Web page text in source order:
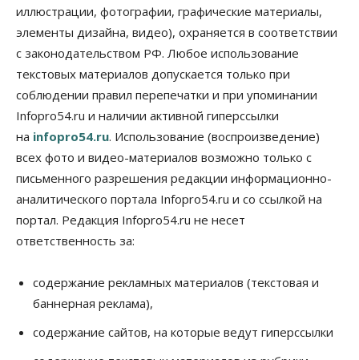
Общество
Синоптики рассказали о погоде в Новосибирске
на выходных
07 Августа 2026, 12:00
Жители Новосибирска смогут добровольно
повысить свою пенсию
07 Августа 2026, 11:30
Общество
Деньгами будут распоряжаться дети: в десяти
школах Новосибирской области введут
инициативное бюджетирование
07 Августа 2026, 11:00
заключили под стражу
07 Августа 2026, 10:15
Общество
иллюстрации, фотографии, графические материалы,
элементы дизайна, видео), охраняется в соответствии
с законодательством РФ. Любое использование
текстовых материалов допускается только при
соблюдении правил перепечатки и при упоминании
Infopro54.ru и наличии активной гиперссылки
на infopro54.ru. Использование (воспроизведение)
всех фото и видео-материалов возможно только с
письменного разрешения редакции информационно-
аналитического портала Infopro54.ru и со ссылкой на
портал. Редакция Infopro54.ru не несет
ответственность за:
содержание рекламных материалов (текстовая и
баннерная реклама),
содержание сайтов, на которые ведут гиперссылки